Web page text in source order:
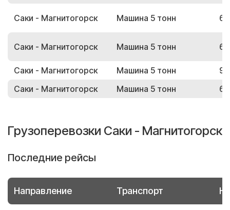
Саки - Магнитогорск Машина 5 тонн
Саки - Магнитогорск Машина 5 тонн
Саки - Магнитогорск Машина 5 тонн
Саки - Магнитогорск
Машина 5 тонн
Грузоперевозки Саки - Магнитогорск
Последние рейсы
Направление Транспорт